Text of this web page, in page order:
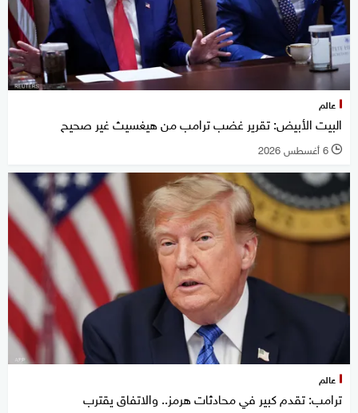
عالم
البيت الأبيض: تقرير غضب ترامب من هيغسيث غير صحيح
l 6 أغسطس 2026
عالم
ترامب: تقدم كبير في محادثات هرمز.. والاتفاق يقترب